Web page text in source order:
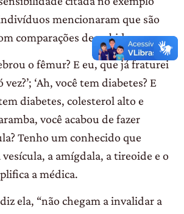
mencionaram que são
comparações descabidas.
o fêmur? E eu, que já fraturei
‘Ah, você tem diabetes? E
diabetes, colesterol alto e
você acabou de fazer
Tenho um conhecido que
a amígdala, a tireoide e o
a médica.
ela, “não chegam a invalidar a